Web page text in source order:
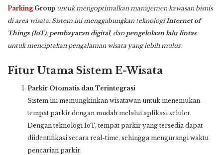
ParkingGroup untuk mengoptimalkan manajemen kawasan bisnis
di area wisata. Sistem ini menggabungkan teknologi Internet of
Things (IoT), pembayaran digital, dan pengelolaan lalu lintas
untuk menciptakan pengalaman wisata yang lebih mulus.
Fitur Utama Sistem E-Wisata
Parkir Otomatis dan Terintegrasi
Sistem ini memungkinkan wisatawan untuk menemukan
tempat parkir dengan mudah melalui aplikasi seluler.
Dengan teknologi IoT, tempat parkir yang tersedia dapat
diidentifikasi secara real-time, sehingga mengurangi waktu
pencarian parkir.